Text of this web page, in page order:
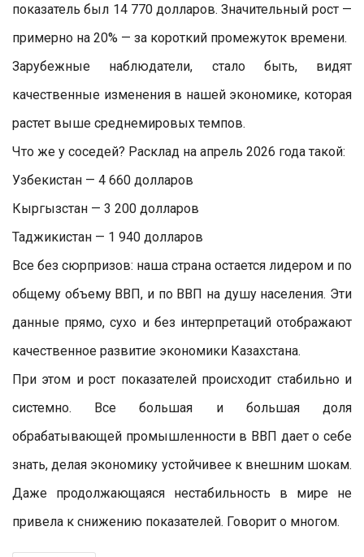
показатель был 14 770 долларов. Значительный рост —
примерно на 20% — за короткий промежуток времени.
Зарубежные наблюдатели, стало быть, видят
качественные изменения в нашей экономике, которая
растет выше среднемировых темпов.
Что же у соседей? Расклад на апрель 2026 года такой:
Узбекистан — 4 660 долларов
Кыргызстан — 3 200 долларов
Таджикистан — 1 940 долларов
Все без сюрпризов: наша страна остается лидером и по
общему объему ВВП, и по ВВП на душу населения. Эти
данные прямо, сухо и без интерпретаций отображают
качественное развитие экономики Казахстана.
При этом и рост показателей происходит стабильно и
системно. Все большая и большая доля
обрабатывающей промышленности в ВВП дает о себе
знать, делая экономику устойчивее к внешним шокам.
Даже продолжающаяся нестабильность в мире не
привела к снижению показателей. Говорит о многом.